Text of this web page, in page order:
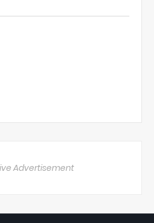
Advertisement